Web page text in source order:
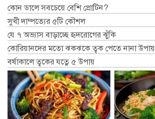
কোন ডালে সবচেয়ে বেশি প্রোটিন?
সুখী দাম্পত্যের ৫টি কৌশল
যে ৭ অভ্যাস বাড়াচ্ছে হৃদরোগের ঝুঁকি
কোরিয়ানদের মতো ঝকঝকে ত্বক পেতে নানা উপায়
বর্ষাকালে ত্বকের যত্নে ৫ উপায়